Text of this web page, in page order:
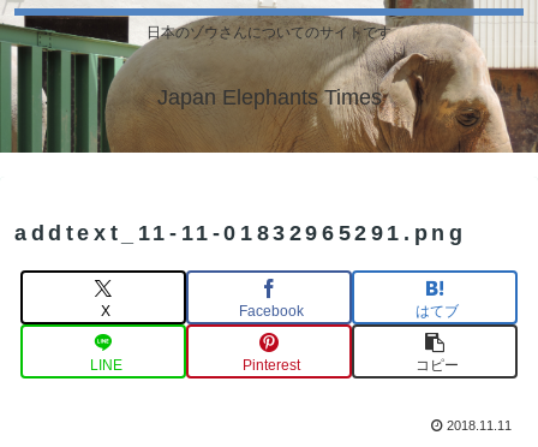
日本のゾウさんについてのサイトです
Japan Elephants Times
addtext_11-11-01832965291.png
X Facebook はてブ
LINE Pinterest コピー
2018.11.11